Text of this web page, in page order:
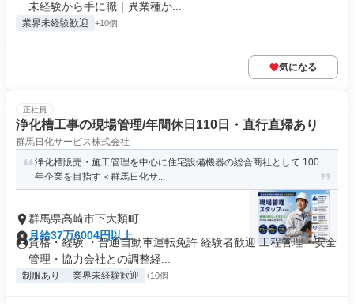
未経験から手に職｜異業種か...
業界未経験歓迎 +10個
気になる
正社員
浄化槽工事の現場管理/年間休日110日・直行直帰あり
群馬日化サービス株式会社
浄化槽販売・施工管理を中心に住宅設備機器の総合商社として 100
年企業を目指す＜群馬日化サ...
群馬県高崎市下大類町
月給37万6004円以上
資格・経験 ・普通自動車運転免許 経験者歓迎 工程管理・安全
管理・協力会社との調整経...
制服あり 業界未経験歓迎 +10個